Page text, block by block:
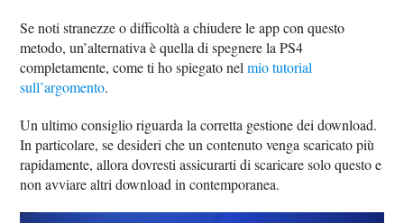
Se noti stranezze o difficoltà a chiudere le app con questo
metodo, un’alternativa è quella di spegnere la PS4
completamente, come ti ho spiegato nelmio tutorial
sull’argomento.
Un ultimo consiglio riguarda la corretta gestione dei download.
In particolare, se desideri che un contenuto venga scaricato più
rapidamente, allora dovresti assicurarti di scaricare solo questo e
non avviare altri download in contemporanea.